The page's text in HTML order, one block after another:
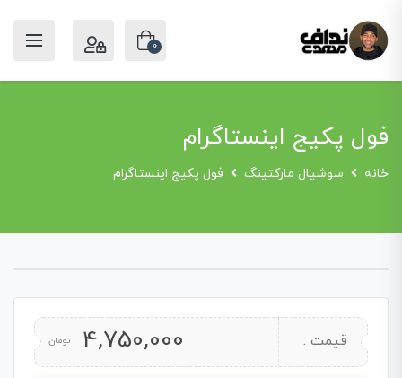
0
فول پکیج اینستاگرام
خانه سوشیال مارکتینگ فول پکیج اینستاگرام
قیمت : 4,750,000 تومان